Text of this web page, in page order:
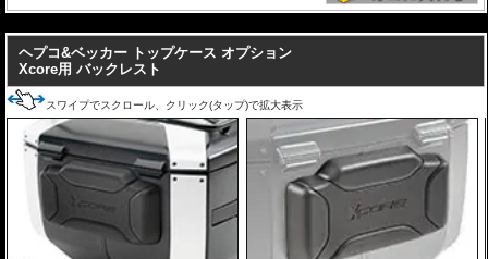
堅牢なハイブリッド構造 ＆ 圧倒的な防塵・防水性能
高い耐衝撃性を持つエンジニアリング樹脂と、軽量化を実現する高品質アル
ミニウムを融合。さらにXcore独自のエンボス加工を施すことで、過酷な使
用環境下でも歪まない圧倒的な安定性と高耐久性を実現しました。
また、特別設計された高密閉のリッドシールにより、圧倒的な防塵・防水を
達成。過酷なテストを100%クリアした実績が、突発的な豪雨や水しぶき、
砂埃から大切な荷物を完全に守り抜きます。
スタイリッシュで現代的なアドベンチャーデザイン
印象的なエッジラインと洗練されたモダンなフォルムは、先行して展開され
ているC-Bowキャリア用「XCOREサイドケース」のデザインと完全融合。
象徴的なアルミエンブレムとメカニカルな意匠が、車両全体に調和のとれた
一体感と、プレミアムな高級感をもたらします。
日常を快適にする高い機能性
ヘプコ&ベッカー トップケース オプション
Xcore用 バックレスト
スワイプでスクロール、クリック(タップ)で拡大表示